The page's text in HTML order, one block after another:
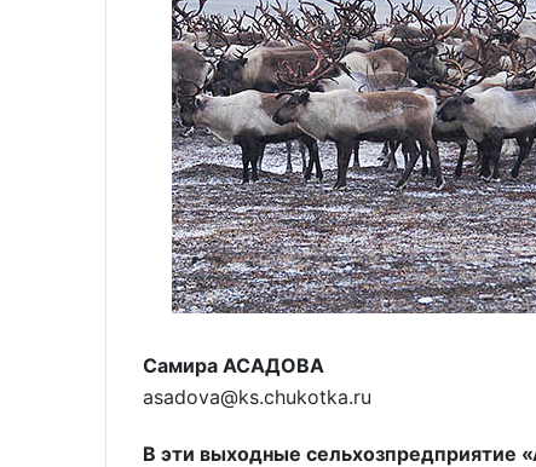
Самира АСАДОВА
asadova@ks.chukotka.ru
В эти выходные сельхозпредприятие